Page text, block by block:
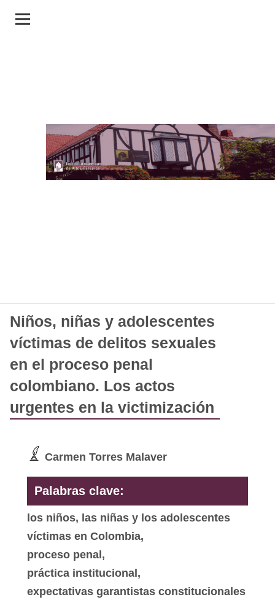
Niños, niñas y adolescentes
víctimas de delitos sexuales
en el proceso penal
colombiano. Los actos
urgentes en la victimización
Carmen Torres Malaver
Palabras clave:
los niños, las niñas y los adolescentes
víctimas en Colombia,
proceso penal,
práctica institucional,
expectativas garantistas constitucionales